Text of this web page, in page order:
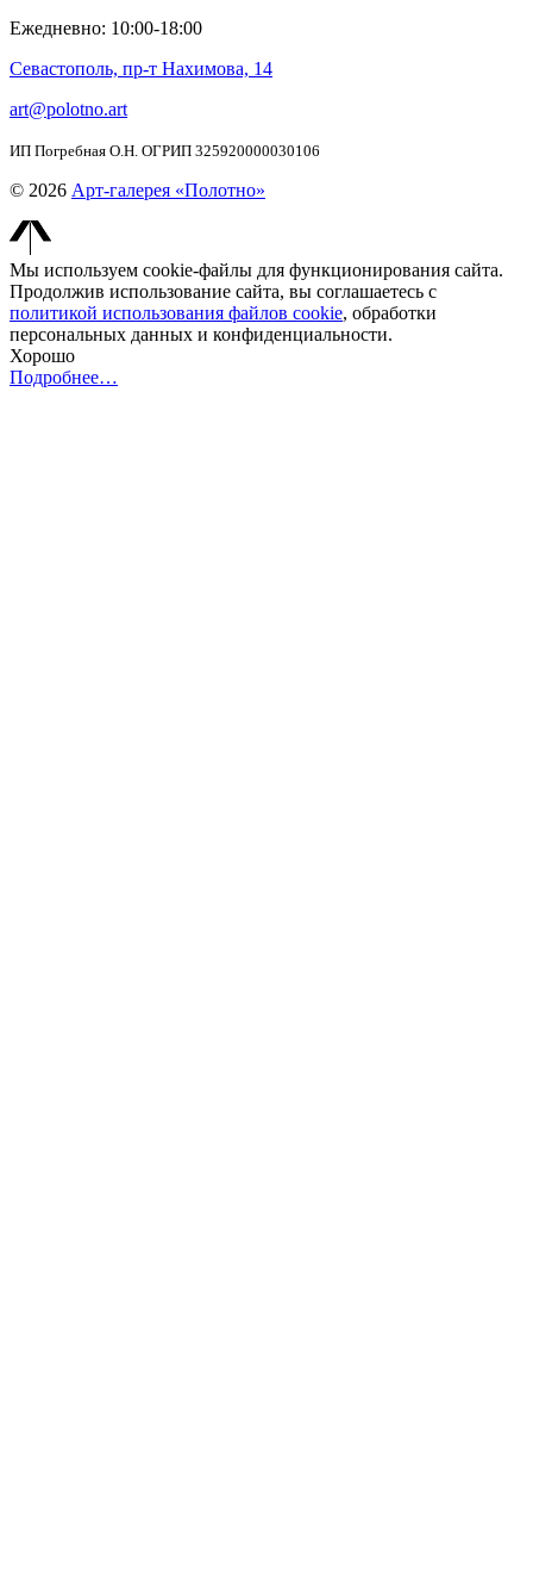
Ежедневно: 10:00-18:00
Севастополь, пр-т Нахимова, 14
art@polotno.art
ИП Погребная О.Н. ОГРИП 325920000030106
© 2026 Арт-галерея «Полотно»
Мы используем cookie-файлы для функционирования сайта.
Продолжив использование сайта, вы соглашаетесь с
политикой использования файлов cookie, обработки
персональных данных и конфиденциальности.
Хорошо
Подробнее…